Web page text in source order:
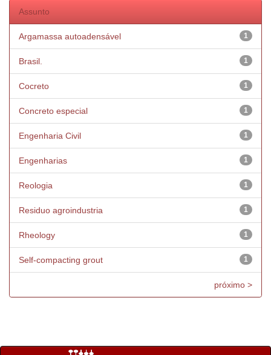
Assunto
1
Argamassa autoadensável
1
Brasil.
1
Cocreto
1
Concreto especial
1
Engenharia Civil
1
Engenharias
1
Reologia
1
Residuo agroindustria
1
Rheology
1
Self-compacting grout
próximo >